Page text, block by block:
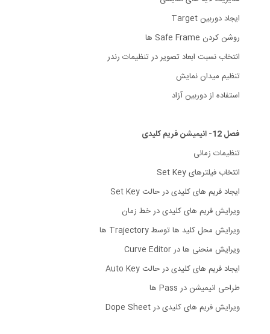
ایجاد دوربین Target
روشن کردن Safe Frame ها
انتخاب نسبت ابعاد تصویر در تنظیمات رندر
تنظیم میدان نمایش
استفاده از دوربین آزاد
فصل 12- انیمیشن فریم کلیدی
تنظیمات زمانی
انتخاب فیلترهای Set Key
ایجاد فریم های کلیدی در حالت Set Key
ویرایش فریم های کلیدی در خط زمان
ویرایش محل کلید ها توسط Trajectory ها
ویرایش منحنی ها در Curve Editor
ایجاد فریم های کلیدی در حالت Auto Key
طراحی انیمیشن در Pass ها
ویرایش فریم های کلیدی در Dope Sheet